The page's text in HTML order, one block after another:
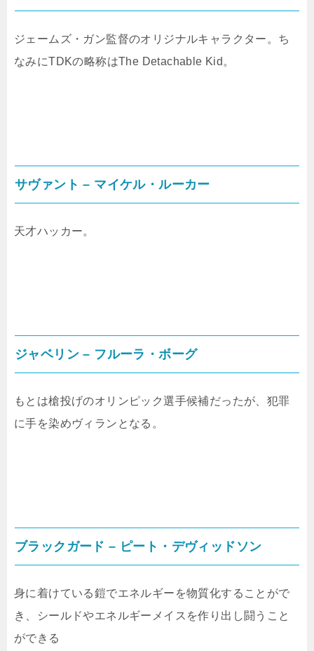
ジェームズ・ガン監督のオリジナルキャラクター。ち
なみにTDKの略称はThe Detachable Kid。
サヴァント – マイケル・ルーカー
天才ハッカー。
ジャベリン – フルーラ・ボーグ
もとは槍投げのオリンピック選手候補だったが、犯罪
に手を染めヴィランとなる。
ブラックガード – ピート・デヴィッドソン
身に着けている鎧でエネルギーを物質化することがで
き、シールドやエネルギーメイスを作り出し闘うこと
ができる